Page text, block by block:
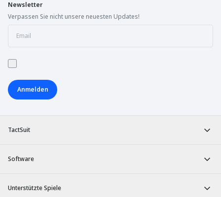
TactSuit
Software
Unterstützte Spiele
Newsletter
Verpassen Sie nicht unsere neuesten Updates!
Anmelden